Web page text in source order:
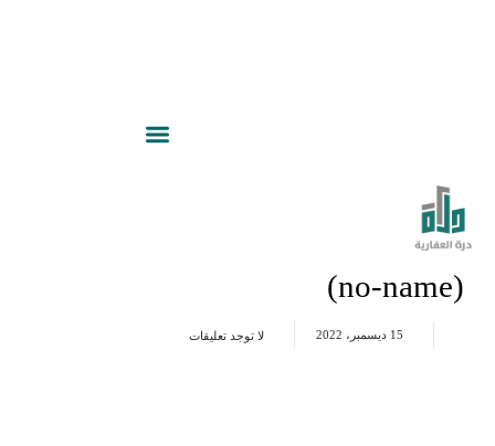
(no-name)
15 ديسمبر، 2022 لا توجد تعليقات